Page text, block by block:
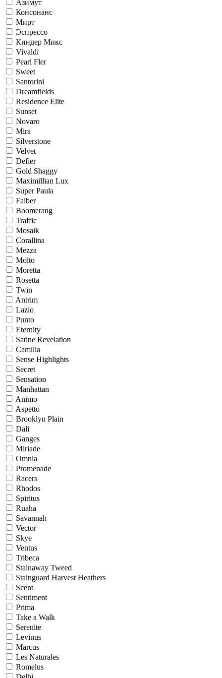
Азимут
Консонанс
Мирт
Эспрессо
Киндер Микс
Vivaldi
Pearl Fler
Sweet
Santorini
Dreamfields
Residence Elite
Sunset
Novaro
Mira
Silverstone
Velvet
Defier
Gold Shaggy
Maximillian Lux
Super Paula
Faiber
Boomerang
Traffic
Mosaik
Corallina
Mezza
Molto
Moretta
Rosetta
Twin
Antrim
Lazio
Punto
Eternity
Satine Revelation
Camilia
Sense Highlights
Secret
Sensation
Manhattan
Animo
Aspetto
Brooklyn Plain
Dali
Ganges
Miriade
Omnia
Promenade
Racers
Rhodos
Spiritus
Ruaha
Savannah
Vector
Skye
Ventus
Tribeca
Stainaway Tweed
Stainguard Harvest Heathers
Scent
Sentiment
Prima
Take a Walk
Serenite
Levinus
Marcus
Les Naturales
Romelus